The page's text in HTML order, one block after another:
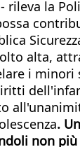
la
alta,
i
.
non